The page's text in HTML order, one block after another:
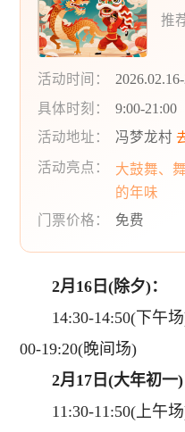
推
活动时间：
具体时刻：
9:00-21:00
活动地址：
冯梦龙村
活动亮点：
大鼓舞、
的年味
门票价格：
免费
2月16日(除夕)：
14:30-14:50(下午场)
00-19:20(晚间场)
2月17日(大年初一)
11:30-11:50(上午场)